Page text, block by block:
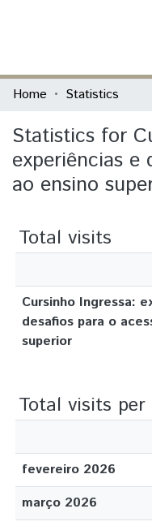
Communities &
All of DSpace
Home Statistics
Statistics for
experiências e
ao ensino
Total visits
Cursinho Ingressa:
desafios para o
superior
Total visits
fevereiro 2026
março 2026